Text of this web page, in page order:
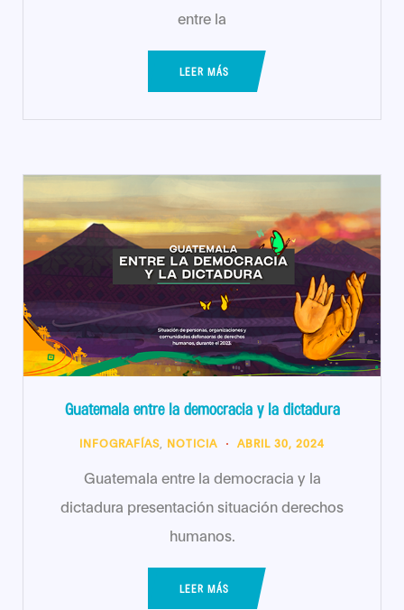
entre la
LEER MÁS
Guatemala entre la democracia y la dictadura
INFOGRAFÍAS NOTICIA ABRIL 30, 2024
Guatemala entre la democracia y la
dictadura presentación situación derechos
humanos.
LEER MÁS